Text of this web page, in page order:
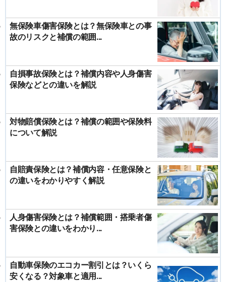
無保険車傷害保険とは？無保険車との事
故のリスクと補償の範囲...
自損事故保険とは？補償内容や人身傷害
保険などとの違いを解説
対物賠償保険とは？補償の範囲や保険料
について解説
自賠責保険とは？補償内容・任意保険と
の違いをわかりやすく解説
人身傷害保険とは？補償範囲・搭乗者傷
害保険との違いをわかり...
自動車保険のエコカー割引とは？いくら
安くなる？対象車と適用...